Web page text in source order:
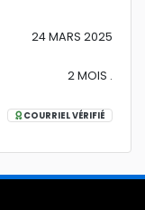
24 MARS 2025
2 MOIS .
COURRIEL VÉRIFIÉ